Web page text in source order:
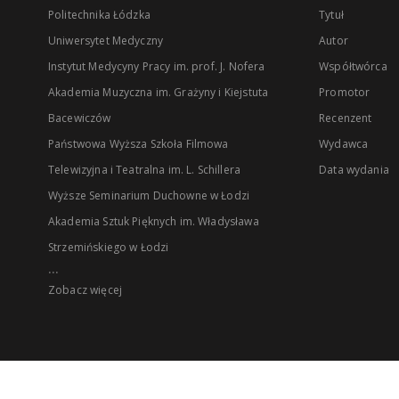
Politechnika Łódzka
Uniwersytet Medyczny
Instytut Medycyny Pracy im. prof. J. Nofera
Akademia Muzyczna im. Grażyny i Kiejstuta
Bacewiczów
Państwowa Wyższa Szkoła Filmowa
Telewizyjna i Teatralna im. L. Schillera
Wyższe Seminarium Duchowne w Łodzi
Akademia Sztuk Pięknych im. Władysława
Strzemińskiego w Łodzi
...
Zobacz więcej
Tytuł
Autor
Współtwórca
Promotor
Recenzent
Wydawca
Data wydania